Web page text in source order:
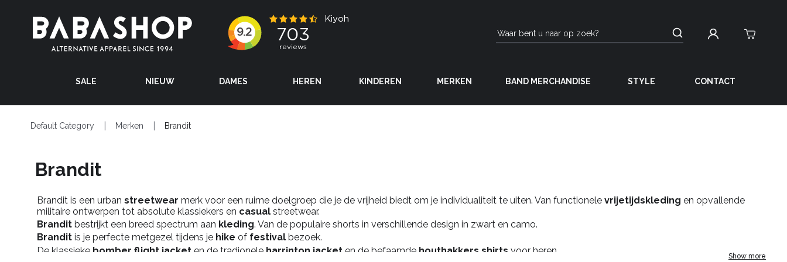
SALE NIEUW DAMES HEREN KINDEREN MERKEN BAND MERCHANDISE STYLE CONTACT
Default Category Merken Brandit
Brandit
Brandit is een urbanstreetwear merk voor een ruime doelgroep die je de vrijheid biedt om je individualiteit te uiten. Van functionelevrijetijdskleding en opvallende
militaire ontwerpen tot absolute klassiekers en casual streetwear.
Brandit bestrijkt een breed spectrum aan kleding. Van de populaire shorts in verschillende design in zwart en camo.
Brandit is je perfecte metgezel tijdens je hike of festival bezoek.
De klassieke bomber flight jacket en de tradionele harrinton jacket en de befaamde houthakkers shirts voor heren.
Show more